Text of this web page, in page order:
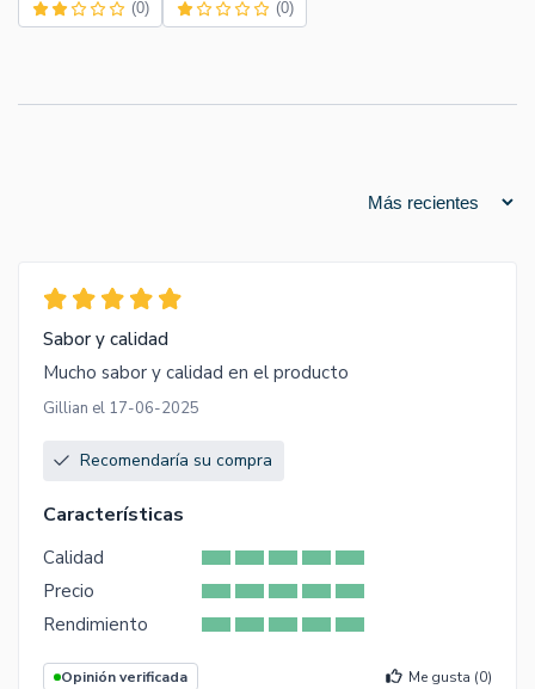
(0) (0)
Sabor y calidad
Mucho sabor y calidad en el producto
Gillian el 17-06-2025
Recomendaría su compra
Características
Calidad
Precio
Rendimiento
Opinión verificada Me gusta (0)